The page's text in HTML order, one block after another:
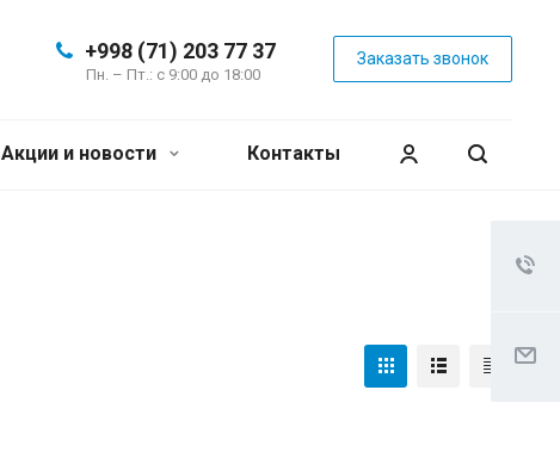
+998 (71) 203 77 37
Пн. – Пт.: с 9:00 до 18:00
Заказать звонок
Акции и новости Контакты